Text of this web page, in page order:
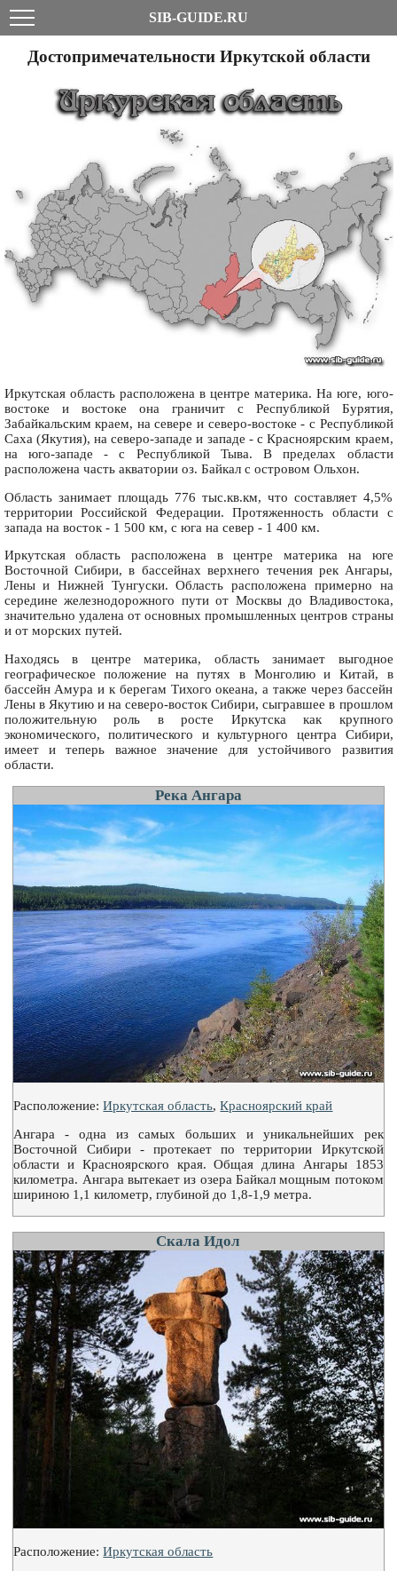
SIB-GUIDE.RU
Достопримечательности Иркутской области
Иркутская область расположена в центре материка. На юге, юго-
востоке и востоке она граничит с Республикой Бурятия,
Забайкальским краем, на севере и северо-востоке - с Республикой
Саха (Якутия), на северо-западе и западе - с Красноярским краем,
на юго-западе - с Республикой Тыва. В пределах области
расположена часть акватории оз. Байкал с островом Ольхон.
Область занимает площадь 776 тыс.кв.км, что составляет 4,5%
территории Российской Федерации. Протяженность области с
запада на восток - 1 500 км, с юга на север - 1 400 км.
Иркутская область расположена в центре материка на юге
Восточной Сибири, в бассейнах верхнего течения рек Ангары,
Лены и Нижней Тунгуски. Область расположена примерно на
середине железнодорожного пути от Москвы до Владивостока,
значительно удалена от основных промышленных центров страны
и от морских путей.
Находясь в центре материка, область занимает выгодное
географическое положение на путях в Монголию и Китай, в
бассейн Амура и к берегам Тихого океана, а также через бассейн
Лены в Якутию и на северо-восток Сибири, сыгравшее в прошлом
положительную роль в росте Иркутска как крупного
экономического, политического и культурного центра Сибири,
имеет и теперь важное значение для устойчивого развития
области.
Река Ангара
Расположение:Иркутская область,Красноярский край
Ангара - одна из самых больших и уникальнейших рек
Восточной Сибири - протекает по территории Иркутской
области и Красноярского края. Общая длина Ангары 1853
километра. Ангара вытекает из озера Байкал мощным потоком
шириною 1,1 километр, глубиной до 1,8-1,9 метра.
Скала Идол
Расположение:Иркутская область